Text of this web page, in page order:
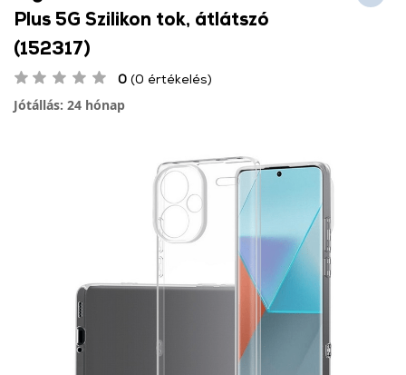
Plus 5G Szilikon tok, átlátszó
(152317)
0 (0 értékelés)
Jótállás: 24 hónap